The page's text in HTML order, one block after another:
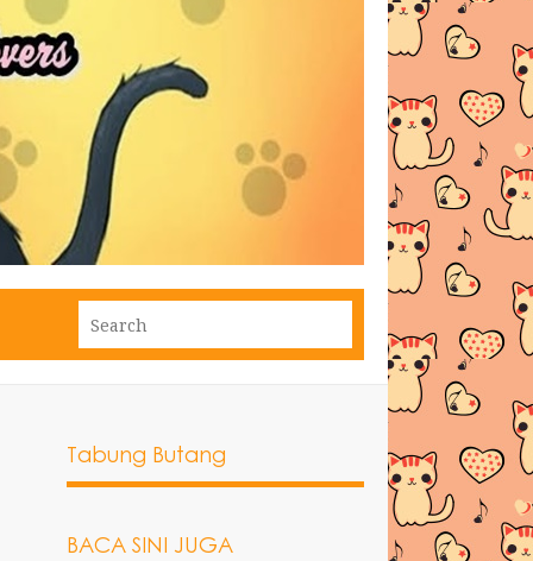
Tabung Butang
BACA SINI JUGA